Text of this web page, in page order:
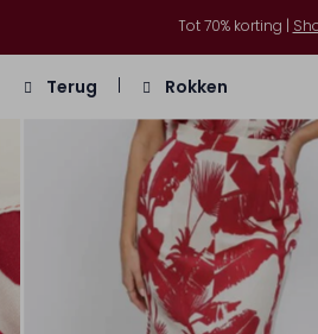
Tot 70% korting |
Terug Rokken